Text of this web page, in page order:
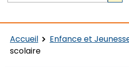
Accueil Enfance et
scolaire